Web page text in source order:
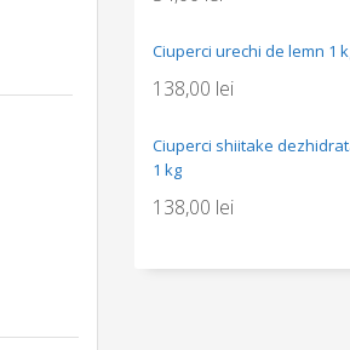
Ciuperci urechi de lemn 1
138,00 lei
Ciuperci shiitake
1 kg
138,00 lei